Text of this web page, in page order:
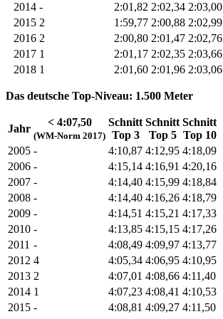
2014 - 2:01,82 2:02,34 2:03,00
2015 2 1:59,77 2:00,88 2:02,99
2016 2 2:00,80 2:01,47 2:02,76
2017 1 2:01,17 2:02,35 2:03,66
2018 1 2:01,60 2:01,96 2:03,06
Das deutsche Top-Niveau: 1.500 Meter
Jahr
< 4:07,50
(WM-Norm 2017)
Schnitt
Top 3
Schnitt
Top 5
Schnitt
Top 10
2005 - 4:10,87 4:12,95 4:18,09
2006 - 4:15,14 4:16,91 4:20,16
2007 - 4:14,40 4:15,99 4:18,84
2008 - 4:14,40 4:16,26 4:18,79
2009 - 4:14,51 4:15,21 4:17,33
2010 - 4:13,85 4:15,15 4:17,26
2011 - 4:08,49 4:09,97 4:13,77
2012 4 4:05,34 4:06,95 4:10,95
2013 2 4:07,01 4:08,66 4:11,40
2014 1 4:07,23 4:08,41 4:10,53
2015 - 4:08,81 4:09,27 4:11,50